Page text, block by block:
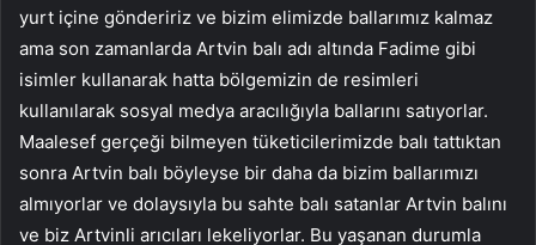
yurt içine göndeririz ve bizim elimizde ballarımız kalmaz
ama son zamanlarda Artvin balı adı altında Fadime gibi
isimler kullanarak hatta bölgemizin de resimleri
kullanılarak sosyal medya aracılığıyla ballarını satıyorlar.
Maalesef gerçeği bilmeyen tüketicilerimizde balı tattıktan
sonra Artvin balı böyleyse bir daha da bizim ballarımızı
almıyorlar ve dolaysıyla bu sahte balı satanlar Artvin balını
ve biz Artvinli arıcıları lekeliyorlar. Bu yaşanan durumla